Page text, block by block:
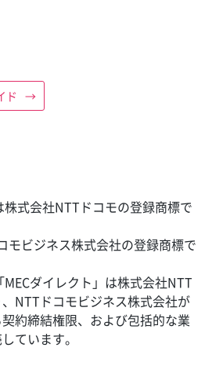
ド →
式会社NTTドコモの登録商標で
モビジネス株式会社の登録商標で
ダイレクト」は株式会社NTT
NTTドコモビジネス株式会社が
約締結権限、および包括的な業
ています。